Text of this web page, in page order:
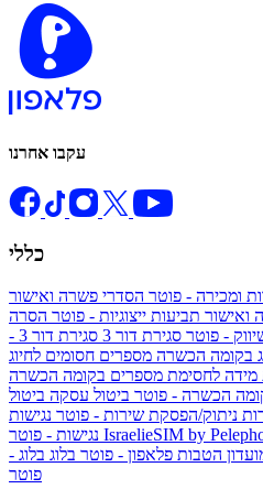
עקבו אחרנו
כללי
ומכירה - פוטר הסדרי פשרה ואישור
תביעות ייצוגיות - פוטר הסרה
- פוטר סגירת דור 3
סגירת דור 3 -
בקומה הכשרה מספרים חסומים לחיוג
מידה לחסימת מספרים בקומה הכשרה
הכשרה - פוטר ביטול עסקה ביטול
ניתוק/הפסקת שירות - פוטר נגישות
IsraelieSIM by
הטבות פלאפון - פוטר בלוג בלוג -
פוטר